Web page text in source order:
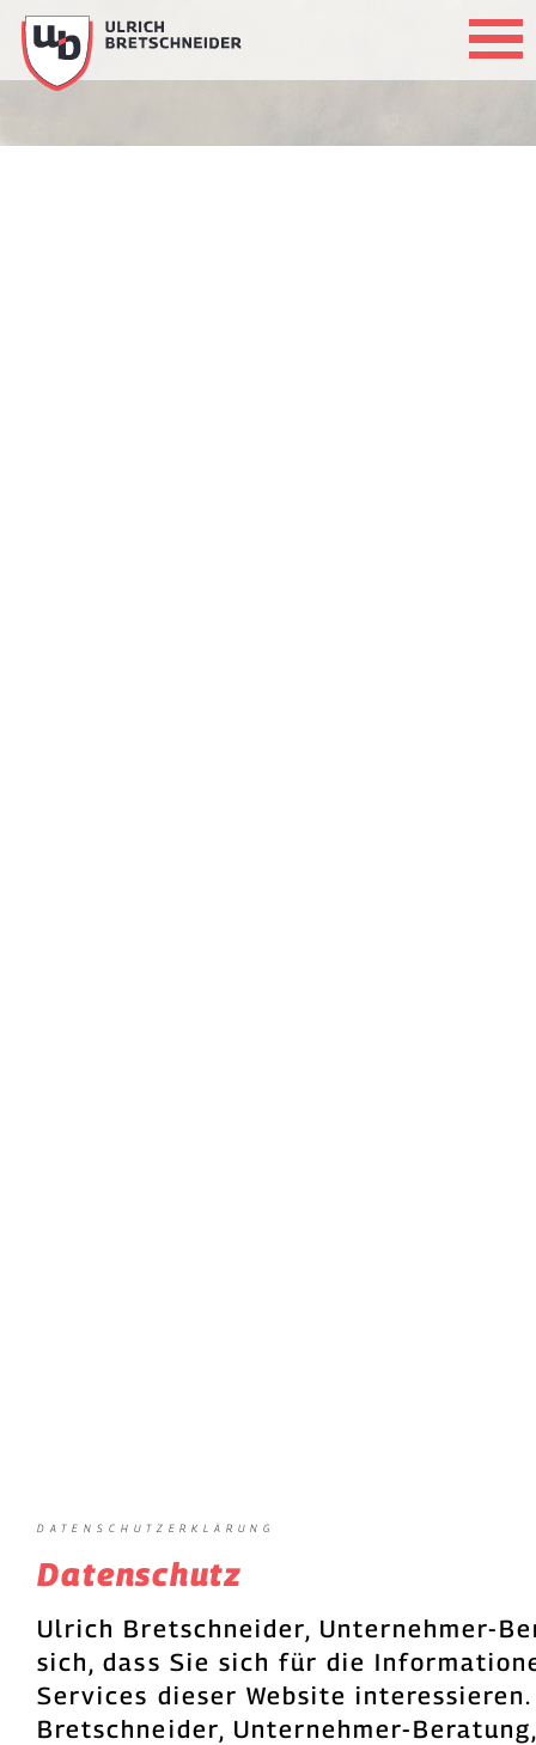
DATENSCHUTZERKLÄRUNG
Datenschutz
Ulrich Bretschneider, Unternehmer-
sich, dass Sie sich für die
Services dieser Website
Bretschneider, Unternehmer-